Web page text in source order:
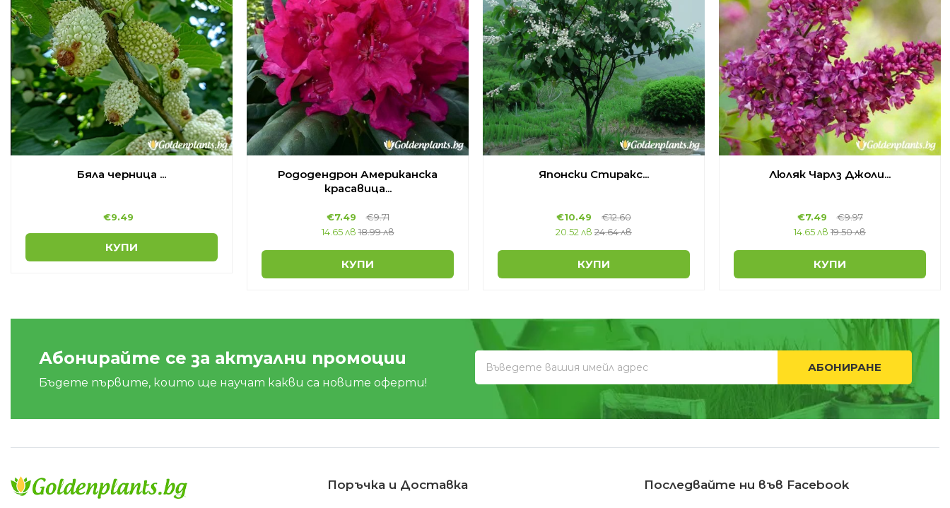
Бяла черница ...
€9.49
КУПИ
Рододендрон Американска
красавица...
€7.49 €9.71
14.65 лв 18.99 лв
КУПИ
Японски Стиракс...
€10.49 €12.60
20.52 лв 24.64 лв
КУПИ
Люляк Чарлз Джоли...
€7.49 €9.97
14.65 лв 19.50 лв
КУПИ
Абонирайте се за актуални промоции
Бъдете първите, които ще научат какви са новите оферти!
АБОНИРАНЕ
Поръчка и Доставка Последвайте ни във Facebook